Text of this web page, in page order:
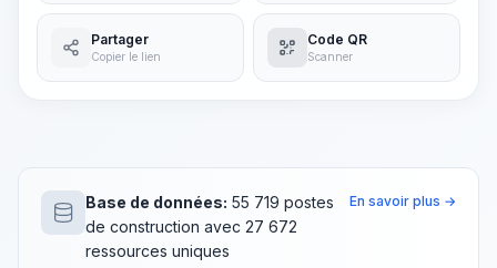
Partager
Copier le lien
Code QR
Scanner
Base de données: 55 719 postes
de construction avec 27 672
ressources uniques
En savoir plus →